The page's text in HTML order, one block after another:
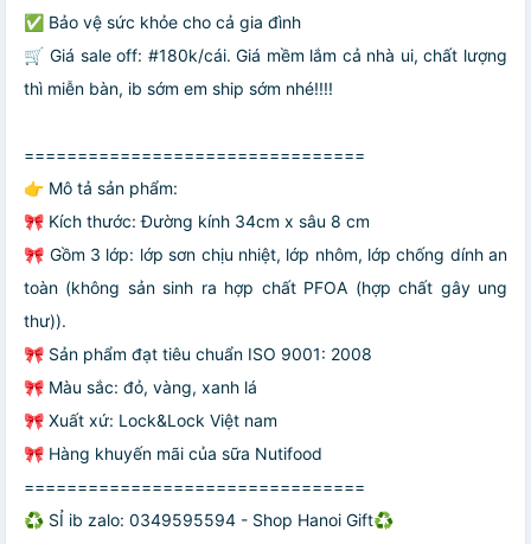
✅ Bảo vệ sức khỏe cho cả gia đình
🛒 Giá sale off: #180k/cái. Giá mềm lắm cả nhà ui, chất lượng
thì miễn bàn, ib sớm em ship sớm nhé!!!!
================================
👉 Mô tả sản phẩm:
🎀 Kích thước: Đường kính 34cm x sâu 8 cm
🎀 Gồm 3 lớp: lớp sơn chịu nhiệt, lớp nhôm, lớp chống dính an
toàn (không sản sinh ra hợp chất PFOA (hợp chất gây ung
thư)).
🎀 Sản phẩm đạt tiêu chuẩn ISO 9001: 2008
🎀 Màu sắc: đỏ, vàng, xanh lá
🎀 Xuất xứ: Lock&Lock Việt nam
🎀 Hàng khuyến mãi của sữa Nutifood
================================
♻️ SỈ ib zalo: 0349595594 - Shop Hanoi Gift♻️